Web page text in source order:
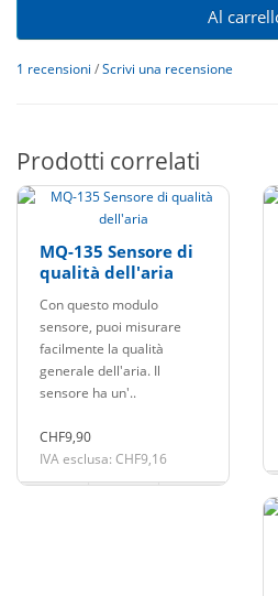
Al
1 recensioni /Scrivi una recensione
Prodotti correlati
MQ-135 Sensore di
qualità dell'aria
Con questo modulo
sensore, puoi misurare
facilmente la qualità
generale dell'aria. Il
sensore ha un'..
CHF9,90
IVA esclusa: CHF9,16